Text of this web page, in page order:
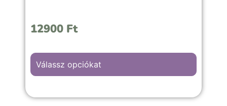
12900 Ft
Válassz opciókat